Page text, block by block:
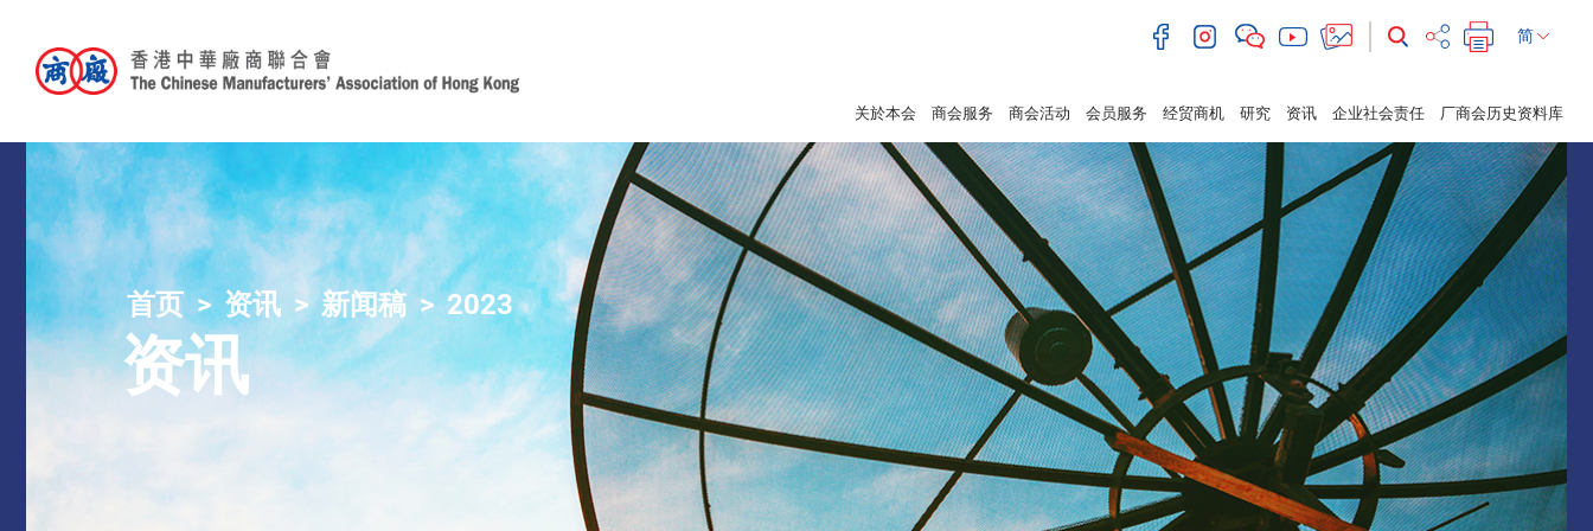
简
关於本会 商会服务 商会活动 会员服务 经贸商机 研究 资讯 企业社会责任 厂商会历史资料库
首页 资讯 新闻稿 2023
资讯